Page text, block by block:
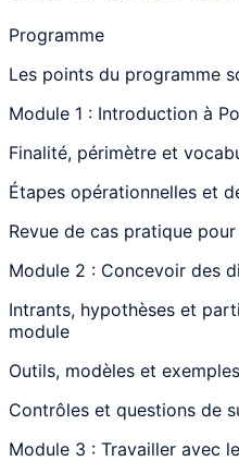
Programme
Les points du programme
Module 1 : Introduction à
Finalité, périmètre et
Étapes opérationnelles et
Revue de cas pratique
Module 2 : Concevoir des
Intrants, hypothèses et
module
Outils, modèles et
Contrôles et questions de
Module 3 : Travailler avec